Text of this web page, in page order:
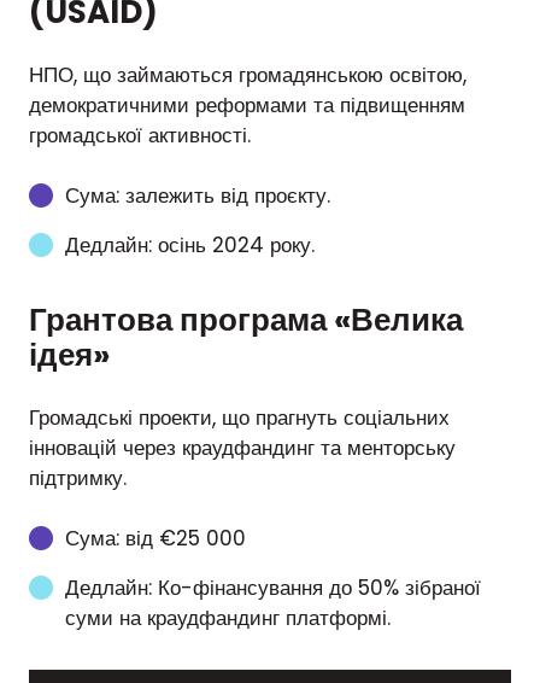
(USAID)
НПО, що займаються громадянською освітою,
демократичними реформами та підвищенням
громадської активності.
Сума: залежить від проєкту.
Дедлайн: осінь 2024 року.
Грантова програма «Велика
ідея»
Громадські проекти, що прагнуть соціальних
інновацій через краудфандинг та менторську
підтримку.
Сума: від €25 000
Дедлайн: Ко-фінансування до 50% зібраної
суми на краудфандинг платформі​.